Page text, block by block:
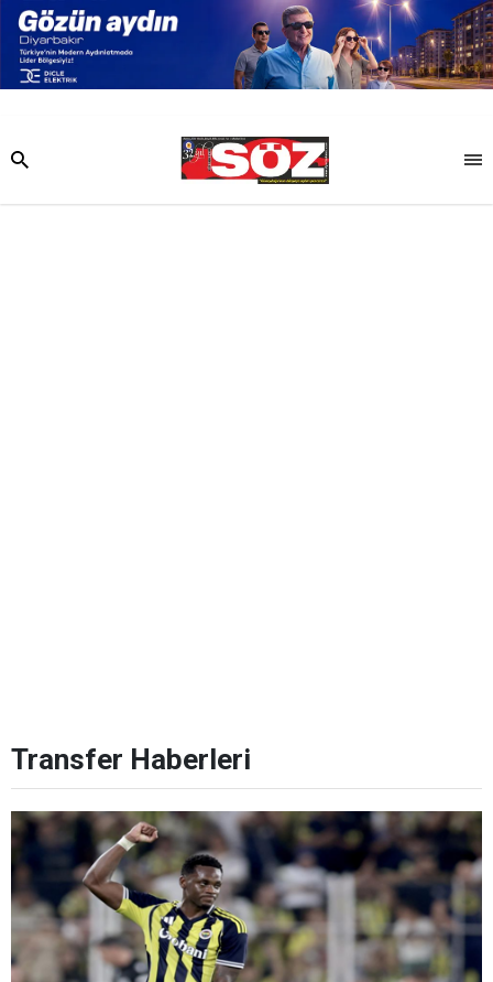
Transfer Haberleri